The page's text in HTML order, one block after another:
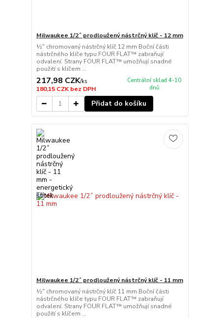
Milwaukee 1/2˝ prodloužený nástrčný klíč - 12 mm
½″ chromovaný nástrčný klíč 12 mm Boční části
nástrčného klíče typu FOUR FLAT™ zabraňují
odvalení. Strany FOUR FLAT™ umožňují snadné
použití s klíčem ...
217,98 CZK/ks
180,15 CZKbez DPH
Centrální sklad 4-10
dnů
Přidat do košíku
Milwaukee 1/2˝ prodloužený nástrčný klíč - 11 mm
½″ chromovaný nástrčný klíč 11 mm Boční části
nástrčného klíče typu FOUR FLAT™ zabraňují
odvalení. Strany FOUR FLAT™ umožňují snadné
použití s klíčem ...